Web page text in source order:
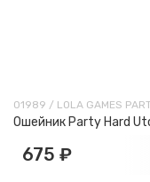
01989 / LOLA GAMES
Ошейник Party Hard
675 ₽